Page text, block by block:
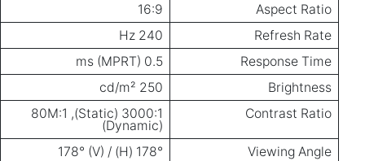
Aspect Ratio
16:9
Refresh Rate
240 Hz
Response Time
0.5 ms (MPRT)
Brightness
250 cd/m²
Contrast Ratio
3000:1 (Static), 80M:1
(Dynamic)
Viewing Angle
178° (H) / 178° (V)